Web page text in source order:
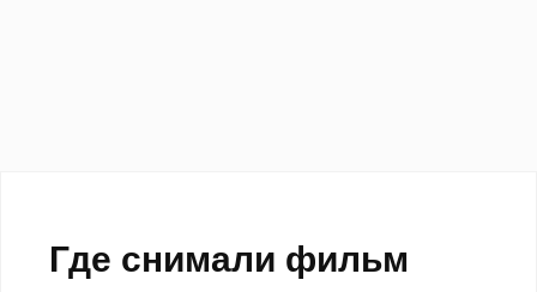
Где снимали фильм